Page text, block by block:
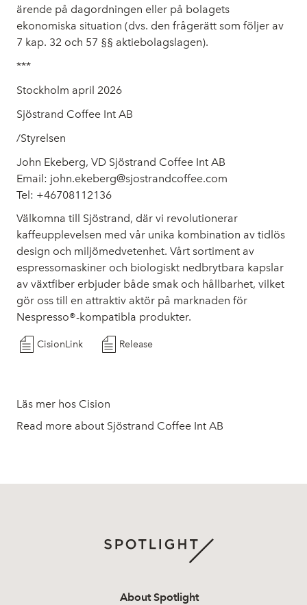
ärende på dagordningen eller på bolagets
ekonomiska situation (dvs. den frågerätt som följer av
7 kap. 32 och 57 §§ aktiebolagslagen).
***
Stockholm april 2026
Sjöstrand Coffee Int AB
/Styrelsen
John Ekeberg, VD Sjöstrand Coffee Int AB
Email: john.ekeberg@sjostrandcoffee.com
Tel: +46708112136
Välkomna till Sjöstrand, där vi revolutionerar
kaffeupplevelsen med vår unika kombination av tidlös
design och miljömedvetenhet. Vårt sortiment av
espressomaskiner och biologiskt nedbrytbara kapslar
av växtfiber erbjuder både smak och hållbarhet, vilket
gör oss till en attraktiv aktör på marknaden för
Nespresso®-kompatibla produkter.
CisionLink Release
Läs mer hos Cision
Read more about Sjöstrand Coffee Int AB
About Spotlight